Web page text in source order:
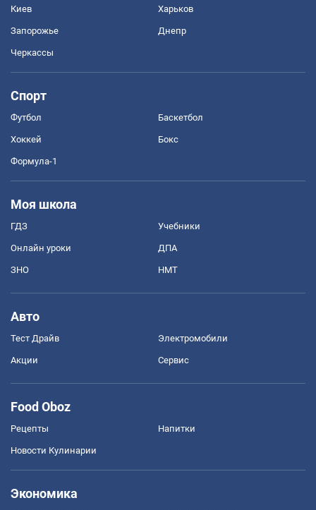
Киев Харьков
Запорожье Днепр
Черкассы
Спорт
Футбол Баскетбол
Хоккей Бокс
Формула-1
Моя школа
ГДЗ Учебники
Онлайн уроки ДПА
ЗНО НМТ
Авто
Тест Драйв Электромобили
Акции Сервис
Food Oboz
Рецепты Напитки
Новости Кулинарии
Экономика